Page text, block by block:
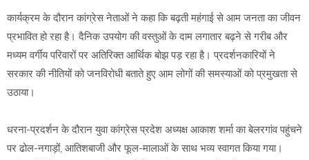
कार्यक्रम के दौरान कांग्रेस नेताओं ने कहा कि बढ़ती महंगाई से आम जनता का जीवन
प्रभावित हो रहा है। दैनिक उपयोग की वस्तुओं के दाम लगातार बढ़ने से गरीब और
मध्यम वर्गीय परिवारों पर अतिरिक्त आर्थिक बोझ पड़ रहा है। प्रदर्शनकारियों ने
सरकार की नीतियों को जनविरोधी बताते हुए आम लोगों की समस्याओं को प्रमुखता से
उठाया।
धरना-प्रदर्शन के दौरान युवा कांग्रेस प्रदेश अध्यक्ष आकाश शर्मा का बेलरगांव पहुंचने
पर ढोल-नगाड़ों, आतिशबाजी और फूल-मालाओं के साथ भव्य स्वागत किया गया।